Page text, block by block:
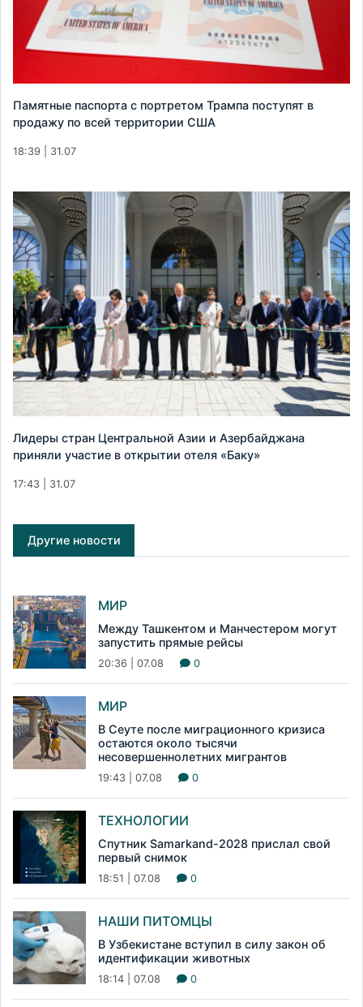
Памятные паспорта с портретом Трампа поступят в
продажу по всей территории США
18:39 | 31.07
Лидеры стран Центральной Азии и Азербайджана
приняли участие в открытии отеля «Баку»
17:43 | 31.07
Другие новости
МИР
Между Ташкентом и Манчестером могут
запустить прямые рейсы
20:36 | 07.08 0
МИР
В Сеуте после миграционного кризиса
остаются около тысячи
несовершеннолетних мигрантов
19:43 | 07.08 0
ТЕХНОЛОГИИ
Спутник Samarkand-2028 прислал свой
первый снимок
18:51 | 07.08 0
НАШИ ПИТОМЦЫ
В Узбекистане вступил в силу закон об
идентификации животных
18:14 | 07.08 0